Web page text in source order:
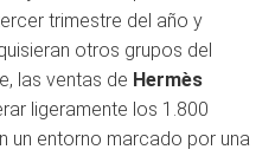
trimestre del año y
otros grupos del
las ventas de Hermès
ligeramente los 1.800
un entorno marcado por una